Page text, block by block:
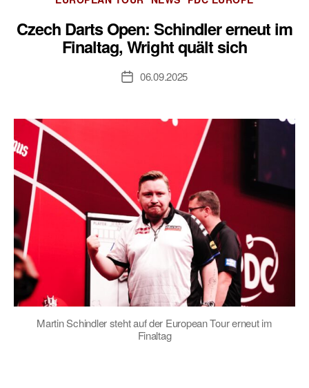
Czech Darts Open: Schindler erneut im
Finaltag, Wright quält sich
Veröffentlichungsdatum
06.09.2025
Martin Schindler steht auf der European Tour erneut im
Finaltag